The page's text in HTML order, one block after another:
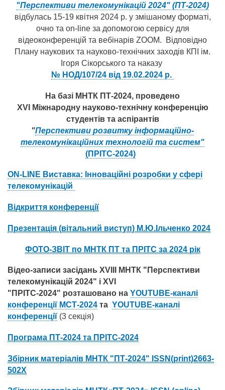
"Перспективи телекомунікацій 2024" (ПТ-2024)
відбулась 15-19 квітня 2024 р. у змішаному форматі,
очно та on-line за допомогою сервісу для
відеоконференцій та вебінарів ZOOM. Відповідно
Плану наукових та науково-технічних заходів КПІ ім.
Ігоря Сікорського та наказу
№ НОД/107/24 від 19.02.2024 р.
На базі МНТК ПТ-2024, проведено
XVІ Міжнародну науково-технічну конференцію
студентів та аспірантів
"Перспективи розвитку інформаційно-
телекомунікаційних технологій та систем"
(ПРІТС-2024)
ON-LINE Виставка: Інноваційні розробки у сфері
телекомунікацій
Відкриття конференції
Презентація (вітальний виступ) М.Ю.Ільченко 2024
ФОТО-ЗВІТ по МНТК ПТ та ПРІТС за 2024 рік
Відео-записи засідань ХV
І МНТК "Перспективи
телекомунікацій 2024" і ХV
"ПРІТС-2024" розташовано на YOUTUBE-каналі
конференції МСТ-2024 та YOUTUBE-каналі
конференції (3 секція)
Програма ПТ-2024 та ПРІТС-2024
Збірник матеріалів МНТК "ПТ-2024" ISSN(рrint)2663-
502X